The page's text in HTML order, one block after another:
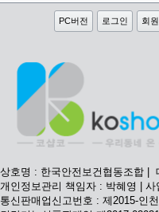
PC버전 로그인 회
상호명 : 한국안전보건협동조합 |
개인정보관리 책임자 : 박혜영 |
통신판매업신고번호 : 제2015-인